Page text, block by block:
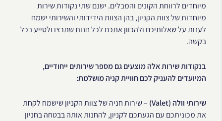
מיוחדים לרווחת הקונים והמבלים. ישנם שתי נקודות שירות
מיוחדות של צוות הקניון, בהן הצוות הידידותי והשירותי ישמח
לענות על שאלותיכם ולהכוון אתכם לכל חנות שתרצו ולסייע בכל
בקשה.
בנקודות שירות אלה מוצעים גם מספר שירותים ייחודיים,
המיועדים להעניק לכם חוויית קניה מושלמת:
שירותי וולה (Valet)
– שירות חניה של צוות הקניון שישמח לקחת
את מכוניתכם עם הגעתכם לקניון, להחנות אותה בבטחה בחניון